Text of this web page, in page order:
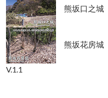
熊坂口之城
熊坂花房城
V.1.1